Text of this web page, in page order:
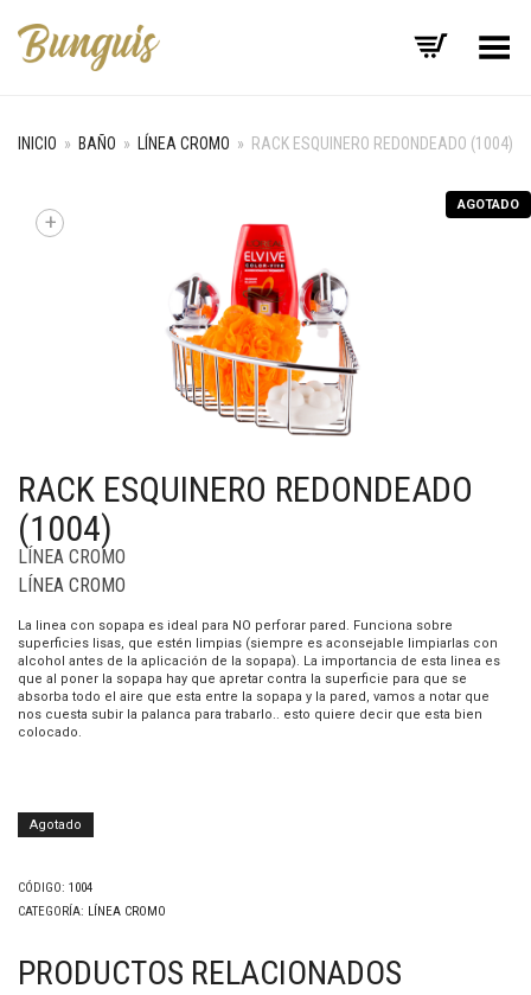
Menú
INICIO » BAÑO » LÍNEA CROMO » RACK ESQUINERO REDONDEADO (1004)
AGOTADO
+
RACK ESQUINERO REDONDEADO
(1004)
LÍNEA CROMO
LÍNEA CROMO
La linea con sopapa es ideal para NO perforar pared. Funciona sobre
superficies lisas, que estén limpias (siempre es aconsejable limpiarlas con
alcohol antes de la aplicación de la sopapa). La importancia de esta linea es
que al poner la sopapa hay que apretar contra la superficie para que se
absorba todo el aire que esta entre la sopapa y la pared, vamos a notar que
nos cuesta subir la palanca para trabarlo.. esto quiere decir que esta bien
colocado.
Agotado
CÓDIGO: 1004
CATEGORÍA: LÍNEA CROMO
PRODUCTOS RELACIONADOS